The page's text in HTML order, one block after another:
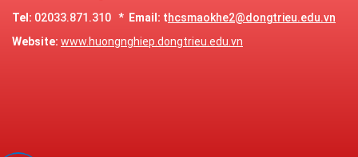
Tel: 02033.871.310 * Email: thcsmaokhe2@dongtrieu.edu.vn
Website: www.huongnghiep.dongtrieu.edu.vn